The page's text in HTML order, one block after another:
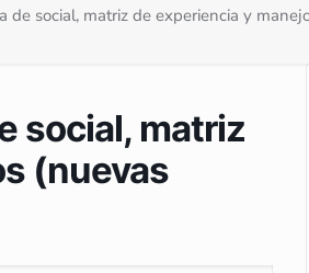
de social, matriz de experiencia y
social, matriz
(nuevas